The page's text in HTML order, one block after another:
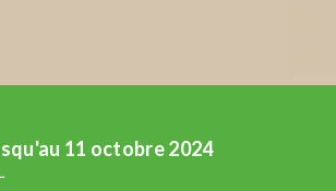
11 octobre 2024